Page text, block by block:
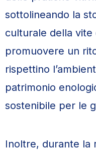
sottolineando la
culturale della vite
promuovere un
rispettino
patrimonio
sostenibile per le
Inoltre, durante la